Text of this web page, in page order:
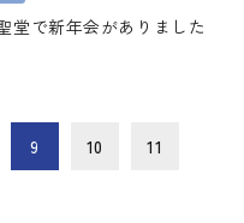
堂で新年会がありました
9 10 11